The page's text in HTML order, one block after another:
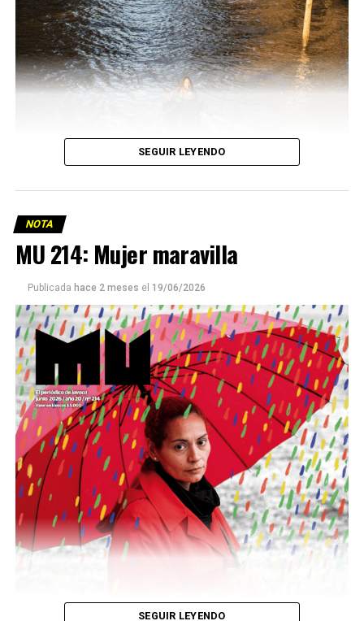
Este número 215 de MU ☝️viene con doble tapa, que
podría ser una frase:
Sin chamuyo, a remarla.
Descargar la Mu en PDF
SEGUIR LEYENDO
NOTA
MU 214: Mujer maravilla
Publicada hace 2 meses el 19/06/2026
SEGUIR LEYENDO